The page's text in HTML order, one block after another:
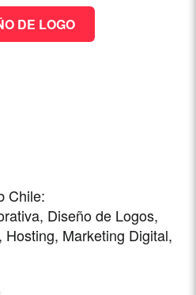
DE LOGO
Chile:
Diseño de Logos,
Marketing Digital,